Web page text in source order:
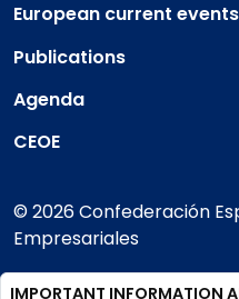
European current events
Publications
Agenda
CEOE
© 2026 Confederación
Empresariales
IMPORTANT INFORMATION